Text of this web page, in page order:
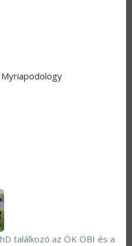
találkozó az ÖK ÖBI és a